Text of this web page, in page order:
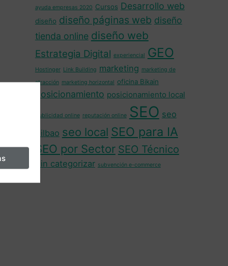
ayuda empresas 2020 Cursos Desarrollo web
diseño diseño páginas web diseño
tienda online diseño web
Estrategia Digital experiencial GEO
Hostinger Link Building marketing marketing de
atracción marketing horizontal oficina Bikain
posicionamiento posicionamiento local
publicidad online reputación online SEO seo
Bilbao seo local SEO para IA
SEO por Sector SEO Técnico
Sin categorizar subvención e-commerce